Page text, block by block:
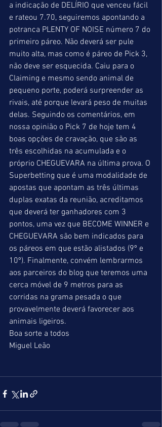
a indicação de DELÍRIO que venceu fácil
e rateou 7.70, seguiremos apontando a
potranca PLENTY OF NOISE número 7 do
primeiro páreo. Não deverá ser pule
muito alta, mas como é páreo de Pick 3,
não deve ser esquecida. Caiu para o
Claiming e mesmo sendo animal de
pequeno porte, poderá surpreender as
rivais, até porque levará peso de muitas
delas. Seguindo os comentários, em
nossa opinião o Pick 7 de hoje tem 4
boas opções de cravação, que são as
três escolhidas na acumulada e o
próprio CHEGUEVARA na última prova. O
Superbetting que é uma modalidade de
apostas que apontam as três últimas
duplas exatas da reunião, acreditamos
que deverá ter ganhadores com 3
pontos, uma vez que BECOME WINNER e
CHEGUEVARA são bem indicados para
os páreos em que estão alistados (9º e
10º). Finalmente, convém lembrarmos
aos parceiros do blog que teremos uma
cerca móvel de 9 metros para as
corridas na grama pesada o que
provavelmente deverá favorecer aos
animais ligeiros.
Boa sorte a todos
Miguel Leão